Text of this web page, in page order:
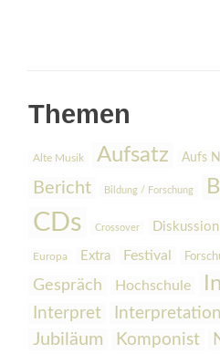
Themen
Alte Musik Aufsatz Aufs
Bericht Bildung / Forschung
CDs Crossover Diskussion
Europa Extra Festival
Gespräch Hochschule
Interpret Interpretation
Jubiläum
Komponist